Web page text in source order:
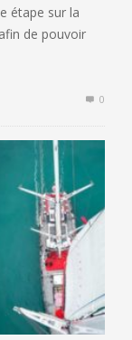
étape sur la
de pouvoir
0